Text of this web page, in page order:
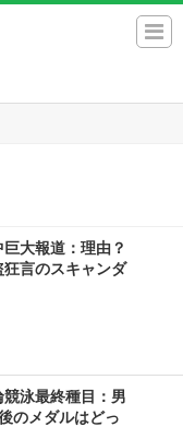
大報道：理由？
言のスキャンダ
泳最終種目：男
のメダルはどっ